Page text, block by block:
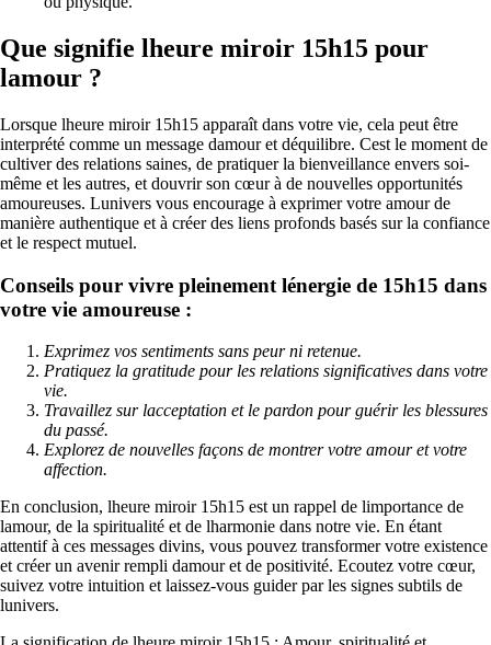
Que signifie lheure miroir 15h15 pour
lamour ?
Lorsque lheure miroir 15h15 apparaît dans votre vie, cela peut être
interprété comme un message damour et déquilibre. Cest le moment de
cultiver des relations saines, de pratiquer la bienveillance envers soi-
même et les autres, et douvrir son cœur à de nouvelles opportunités
amoureuses. Lunivers vous encourage à exprimer votre amour de
manière authentique et à créer des liens profonds basés sur la confiance
et le respect mutuel.
Conseils pour vivre pleinement lénergie de 15h15 dans
votre vie amoureuse :
Exprimez vos sentiments sans peur ni retenue.
Pratiquez la gratitude pour les relations significatives dans votre
vie.
Travaillez sur lacceptation et le pardon pour guérir les blessures
du passé.
Explorez de nouvelles façons de montrer votre amour et votre
affection.
En conclusion, lheure miroir 15h15 est un rappel de limportance de
lamour, de la spiritualité et de lharmonie dans notre vie. En étant
attentif à ces messages divins, vous pouvez transformer votre existence
et créer un avenir rempli damour et de positivité. Ecoutez votre cœur,
suivez votre intuition et laissez-vous guider par les signes subtils de
lunivers.